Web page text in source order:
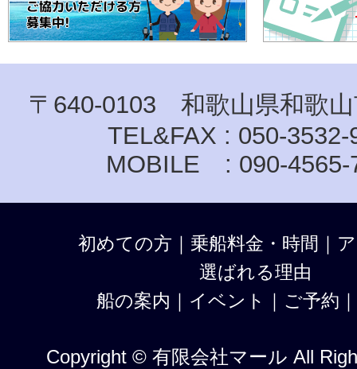
〒640-0103 和歌山県和歌山
TEL&FAX : 050-3532-
MOBILE : 090-4565-
初めての方 ｜ 乗船料金・時間 ｜
選ばれる理由
船の案内 ｜ イベント ｜ ご予約 ｜
Copyright © 有限会社マール All